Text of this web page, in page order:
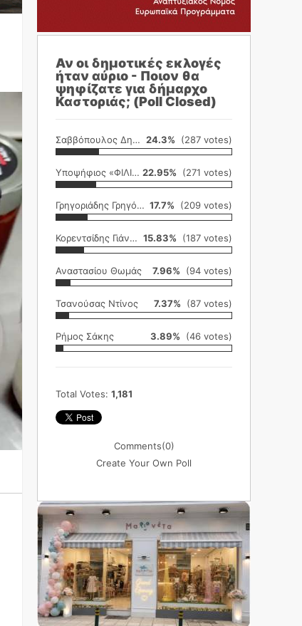
Αν οι δημοτικές εκλογές
ήταν αύριο - Ποιον θα
ψηφίζατε για δήμαρχο
Καστοριάς; (Poll Closed)
Σαββόπουλος Δημήτρης 24.3% (287 votes)
Υποψήφιος «ΦΙΛΙΚΗ ΕΤΑΙΡΕΙΑ» 22.95% (271 votes)
Γρηγοριάδης Γρηγόρης 17.7% (209 votes)
Κορεντσίδης Γιάννης 15.83% (187 votes)
Αναστασίου Θωμάς 7.96% (94 votes)
Τσανούσας Ντίνος 7.37% (87 votes)
Ρήμος Σάκης 3.89% (46 votes)
Total Votes: 1,181
Comments(0)
Create Your Own Poll